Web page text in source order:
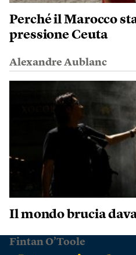
Perché il Marocco
pressione Ceuta
Alexandre Aublanc
Il mondo brucia
Fintan O’Toole